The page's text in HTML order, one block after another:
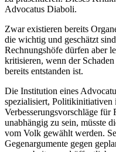
Advocatus Diaboli.
Zwar existieren bereits
die wichtig und geschätzt
Rechnungshöfe dürfen aber
kritisieren, wenn der
bereits entstanden ist.
Die Institution eines
spezialisiert,
Verbesserungsvorschläge
unabhängig zu sein, müsste
vom Volk gewählt werden.
Gegenargumente gegen